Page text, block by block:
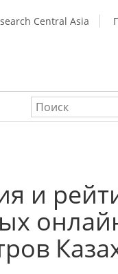
Central Asia
и